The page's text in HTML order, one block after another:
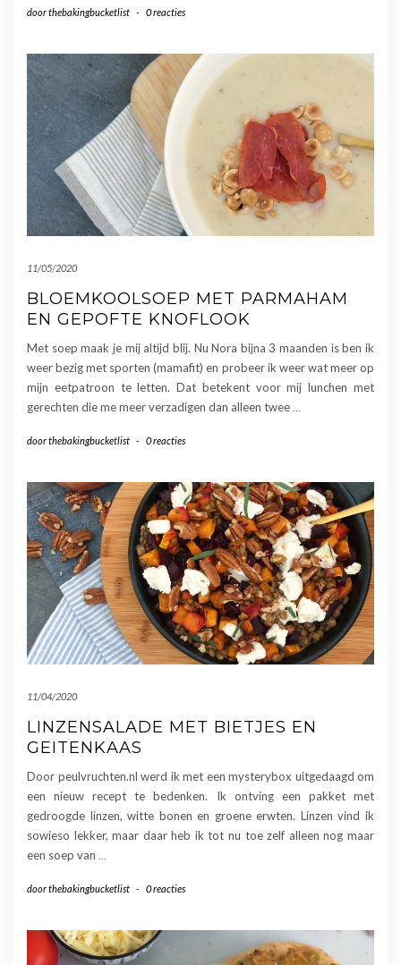
doorthebakingbucketlist - 0 reacties
11/05/2020
BLOEMKOOLSOEP MET PARMAHAM
EN GEPOFTE KNOFLOOK
Met soep maak je mij altijd blij. Nu Nora bijna 3 maanden is ben ik
weer bezig met sporten (mamafit) en probeer ik weer wat meer op
mijn eetpatroon te letten. Dat betekent voor mij lunchen met
gerechten die me meer verzadigen dan alleen twee …
doorthebakingbucketlist - 0 reacties
11/04/2020
LINZENSALADE MET BIETJES EN
GEITENKAAS
Door peulvruchten.nl werd ik met een mysterybox uitgedaagd om
een nieuw recept te bedenken. Ik ontving een pakket met
gedroogde linzen, witte bonen en groene erwten. Linzen vind ik
sowieso lekker, maar daar heb ik tot nu toe zelf alleen nog maar
een soep van …
doorthebakingbucketlist - 0 reacties